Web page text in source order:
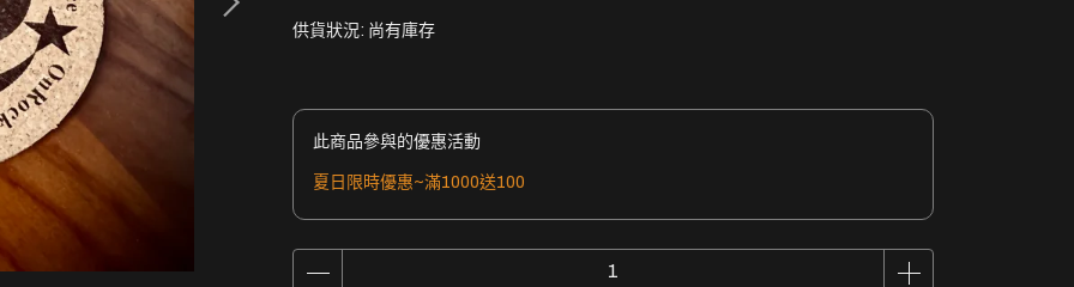
供貨狀況: 尚有庫存
此商品參與的優惠活動
夏日限時優惠~滿1000送100